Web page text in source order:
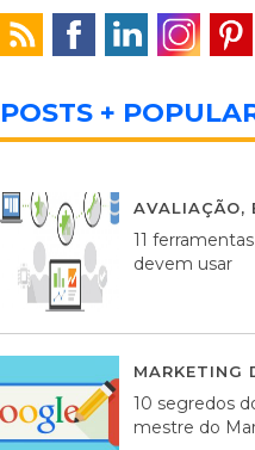
POSTS +
AVALIAÇÃO,
11
devem usar
MARKETING
10 segredos
mestre do